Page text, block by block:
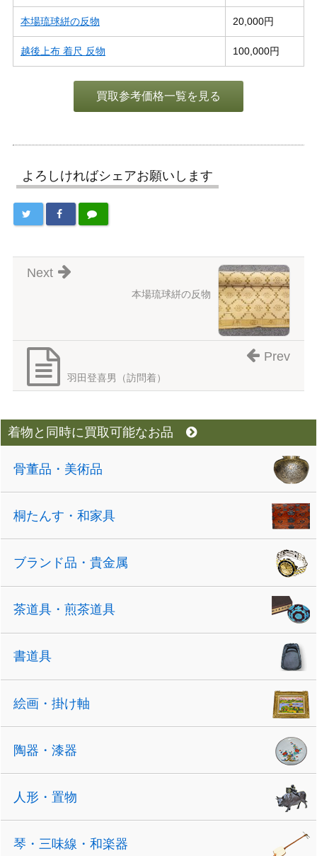
本場琉球絣の反物 20,000円
越後上布 着尺 反物 100,000円
買取参考価格一覧を見る
よろしければシェアお願いします
本場琉球絣の反物
Next
羽田登喜男（訪問着）
Prev
着物と同時に買取可能なお品
骨董品・美術品
桐たんす・和家具
ブランド品・貴金属
茶道具・煎茶道具
書道具
絵画・掛け軸
陶器・漆器
人形・置物
琴・三味線・和楽器